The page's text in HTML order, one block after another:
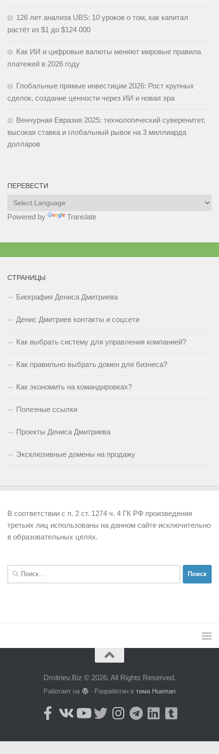
126 лет анализа UBS: 10 уроков о том, как капитал
растёт из $1 до $124 000
Как ИИ и цифровые валюты меняют мировые правила
платежей в 2026 году
Глобальные прямые инвестиции 2026: Рост крупных
сделок, создание ценности через ИИ и новая эра
Венчурная Евразия 2025: технологический суверенитет,
высокая ставка и глобальный рывок на 3 миллиарда
долларов
ПЕРЕВЕСТИ
Powered by Translate
СТРАНИЦЫ
Биография Дениса Дмитриева
Денис Дмитриев контакты и соцсети
Как выбрать систему для управления компанией?
Как правильно выбрать домен для бизнеса?
Как экономить на командировках?
Полезные ссылки
Проекты Дениса Дмитриева
Эксклюзивные домены на продажу
В соответствии с п. 2 ст. 1274 ч. 4 ГК РФ произведения
третьих лиц использованы на данном сайте исключительно
в образовательных целях.
Найти:
Dmitriev.Biz © 2026. All Rights Reserved.
Работает на - Разработан в тема Hueman